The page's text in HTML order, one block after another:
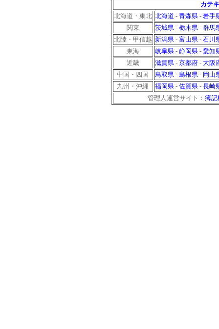
カテ
北海道・東北 北海道 - 青森県- 岩手
関東
茨城県- 栃木県- 群馬
北陸・甲信越 新潟県- 富山県- 石川
東海
岐阜県- 静岡県- 愛知
近畿
滋賀県- 京都府- 大阪
中国・四国
鳥取県- 島根県- 岡山
九州・沖縄
福岡県- 佐賀県- 長崎
管理人運営サイト： 簿記